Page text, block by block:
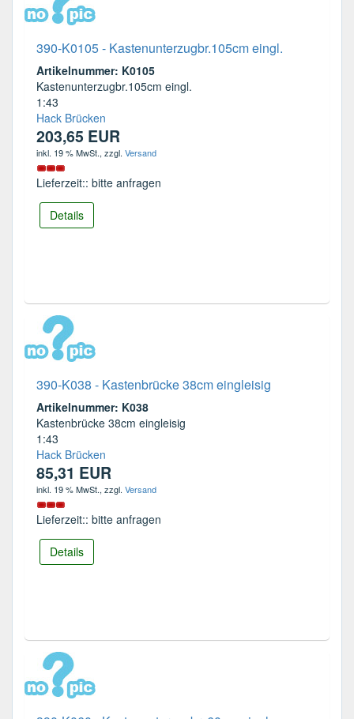
390-K0105 - Kastenunterzugbr.105cm eingl.
Artikelnummer: K0105
Kastenunterzugbr.105cm eingl.
1:43
Hack Brücken
203,65 EUR
inkl. 19 % MwSt., zzgl. Versand
Lieferzeit:: bitte anfragen
Details
390-K038 - Kastenbrücke 38cm eingleisig
Artikelnummer: K038
Kastenbrücke 38cm eingleisig
1:43
Hack Brücken
85,31 EUR
inkl. 19 % MwSt., zzgl. Versand
Lieferzeit:: bitte anfragen
Details